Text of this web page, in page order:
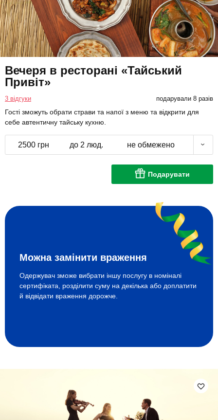
Вечеря в ресторані «Тайський
Привіт»
3 відгуки подарували 8 разів
Гості зможуть обрати страви та напої з меню та відкрити для
себе автентичну тайську кухню.
2500 грн до 2 люд. не обмежено
Подарувати
Можна замінити враження
Одержувач зможе вибрати іншу послугу в номіналі
сертифіката, розділити суму на декілька або доплатити
й відвідати враження дорожче.